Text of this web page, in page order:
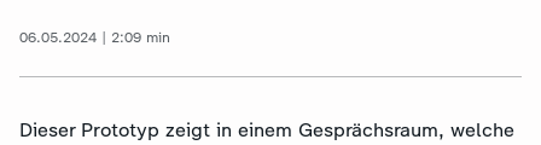
06.05.2024 | 2:09 min
Dieser Prototyp zeigt in einem Gesprächsraum, welche